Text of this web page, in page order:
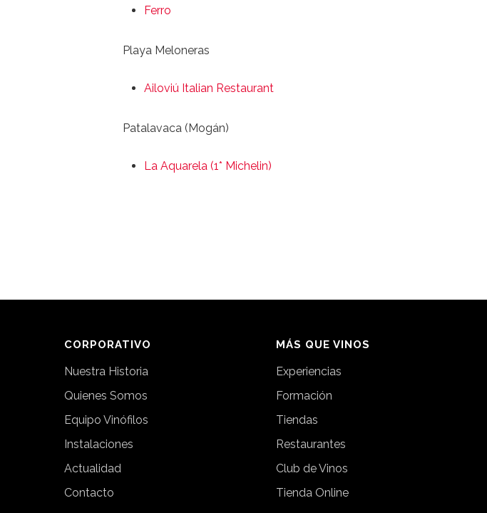
Ferro
Playa Meloneras
Ailoviú Italian Restaurant
Patalavaca (Mogán)
La Aquarela (1* Michelin)
CORPORATIVO
Nuestra Historia
Quienes Somos
Equipo Vinófilos
Instalaciones
Actualidad
Contacto
MÁS QUE VINOS
Experiencias
Formación
Tiendas
Restaurantes
Club de Vinos
Tienda Online